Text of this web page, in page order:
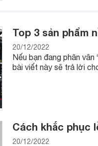
Top 3 sản phẩm
20/12/2022
Nếu bạn đang phân
bài viết này sẽ trả lời
Cách khắc phục
20/12/2022